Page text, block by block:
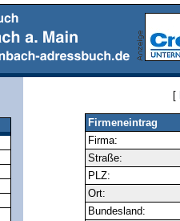
[
Firmeneintrag
Firma:
Straße:
PLZ:
Ort:
Bundesland: